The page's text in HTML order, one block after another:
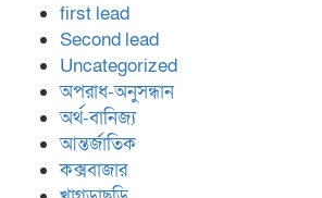
first lead
Second lead
Uncategorized
অপরাধ-অনুসন্ধান
অর্থ-বানিজ্য
আন্তর্জাতিক
কক্সবাজার